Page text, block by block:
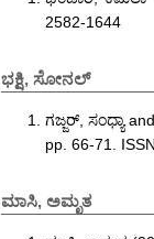
2582-1644
ಭಕ್ಷಿ, ಸೋನಲ್
ಗಜ್ಜರ್, ಸಂಧ್ಯಾand
pp. 66-71.
ಮಾಸಿ, ಅಮೃತ